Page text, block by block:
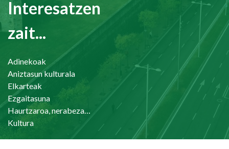
Interesatzen
zait...
Adinekoak
Aniztasun kulturala
Elkarteak
Ezgaitasuna
Kultura